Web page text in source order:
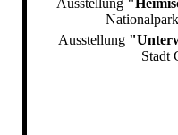
Ausstellung
Ausstellung
Stadt